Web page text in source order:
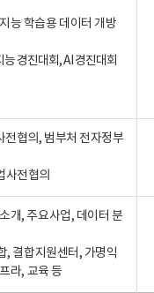
능 학습용 데이터 개방
경진대회, AI 경진대회
전협의, 범부처 전자정부
사전협의
개, 주요사업, 데이터 분
, 결합지원센터, 가명익
라, 교육 등